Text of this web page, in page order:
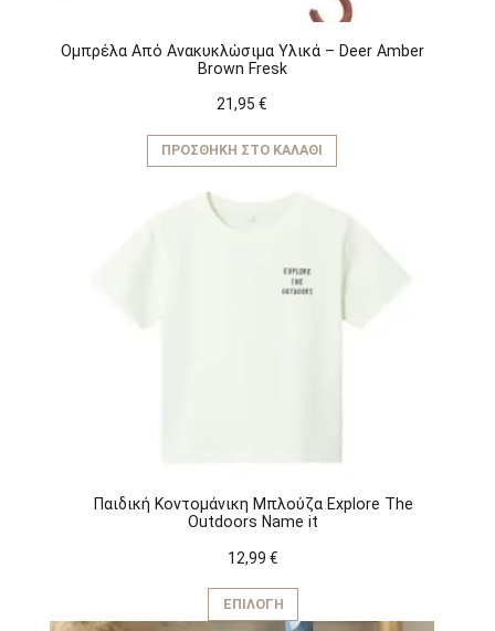
Ομπρέλα Aπό Aνακυκλώσιμα Yλικά – Deer Amber
Brown Fresk
21,95 €
ΠΡΟΣΘΉΚΗ ΣΤΟ ΚΑΛΆΘΙ
Παιδική Κοντομάνικη Μπλούζα Explore The
Outdoors Name it
12,99 €
ΕΠΙΛΟΓΉ
Αυτό
προϊόν